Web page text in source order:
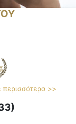
περισσότερα >>